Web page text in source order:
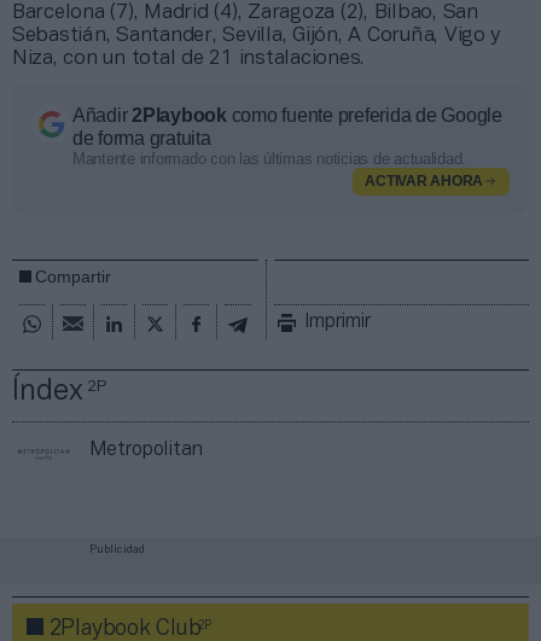
Índex2P
Metropolitan
Barcelona (7), Madrid (4), Zaragoza (2), Bilbao, San
Sebastián, Santander, Sevilla, Gijón, A Coruña, Vigo y
Niza, con un total de 21 instalaciones.
Añadir2Playbook como fuente preferida de Google
de forma gratuita
Mantente informado con las últimas noticias de actualidad.
ACTIVAR AHORA
Compartir
Imprimir
Publicidad
2Playbook Club2P